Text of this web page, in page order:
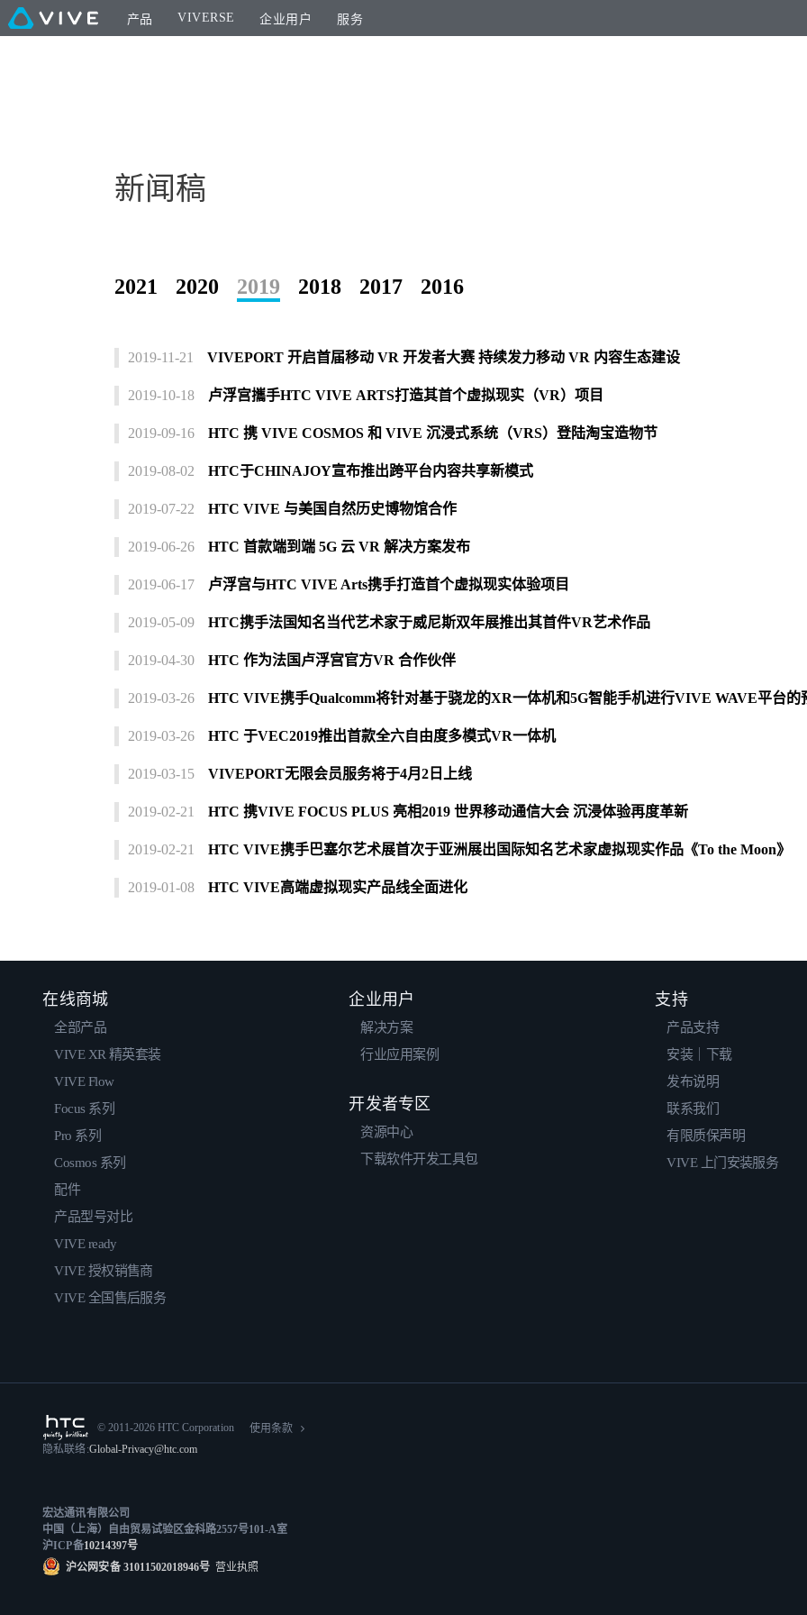
产品 VIVERSE 企业用户 服务
新闻稿
2021 2020 2019 2018 2017 2016
2019-11-21 VIVEPORT 开启首届移动 VR 开发者大赛 持续发力移动 VR 内容生态建设
2019-10-18 卢浮宫攜手HTC VIVE ARTS打造其首个虚拟现实（VR）项目
2019-09-16 HTC 携 VIVE COSMOS 和 VIVE 沉浸式系统（VRS）登陆淘宝造物节
2019-08-02 HTC于CHINAJOY宣布推出跨平台内容共享新模式
2019-07-22 HTC VIVE 与美国自然历史博物馆合作
2019-06-26 HTC 首款端到端 5G 云 VR 解决方案发布
2019-06-17 卢浮宫与HTC VIVE Arts携手打造首个虚拟现实体验项目
2019-05-09 HTC携手法国知名当代艺术家于威尼斯双年展推出其首件VR艺术作品
2019-04-30 HTC 作为法国卢浮宫官方VR 合作伙伴
2019-03-26 HTC VIVE携手Qualcomm将针对基于骁龙的XR一体机和5G智能手机进行VIVE WAVE平台的
2019-03-26 HTC 于VEC2019推出首款全六自由度多模式VR一体机
2019-03-15 VIVEPORT无限会员服务将于4月2日上线
2019-02-21 HTC 携VIVE FOCUS PLUS 亮相2019 世界移动通信大会 沉浸体验再度革新
2019-02-21 HTC VIVE携手巴塞尔艺术展首次于亚洲展出国际知名艺术家虚拟现实作品《To the Moon》
2019-01-08 HTC VIVE高端虚拟现实产品线全面进化
在线商城
全部产品
VIVE XR 精英套装
VIVE Flow
Focus 系列
Pro 系列
Cosmos 系列
配件
产品型号对比
VIVE ready
VIVE 授权销售商
VIVE 全国售后服务
企业用户
解决方案
行业应用案例
开发者专区
资源中心
下载软件开发工具包
支持
产品支持
安装｜下载
发布说明
联系我们
有限质保声明
VIVE 上门安装服务
© 2011-2026 HTC Corporation
使用条款
隐私联络:Global-Privacy@htc.com
宏达通讯有限公司
中国（上海）自由贸易试验区金科路2557号101-A室
沪ICP备10214397号
沪公网安备 31011502018946号 营业执照